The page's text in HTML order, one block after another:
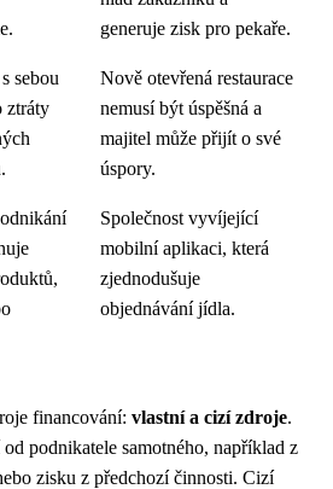
generuje zisk pro pekaře.
sebou
ztráty
Nově otevřená restaurace
nemusí být úspěšná a
majitel může přijít o své
úspory.
Společnost vyvíjející
mobilní aplikaci, která
zjednodušuje
objednávání jídla.
financování: vlastní a cizí zdroje.
podnikatele samotného, například z
zisku z předchozí činnosti. Cizí